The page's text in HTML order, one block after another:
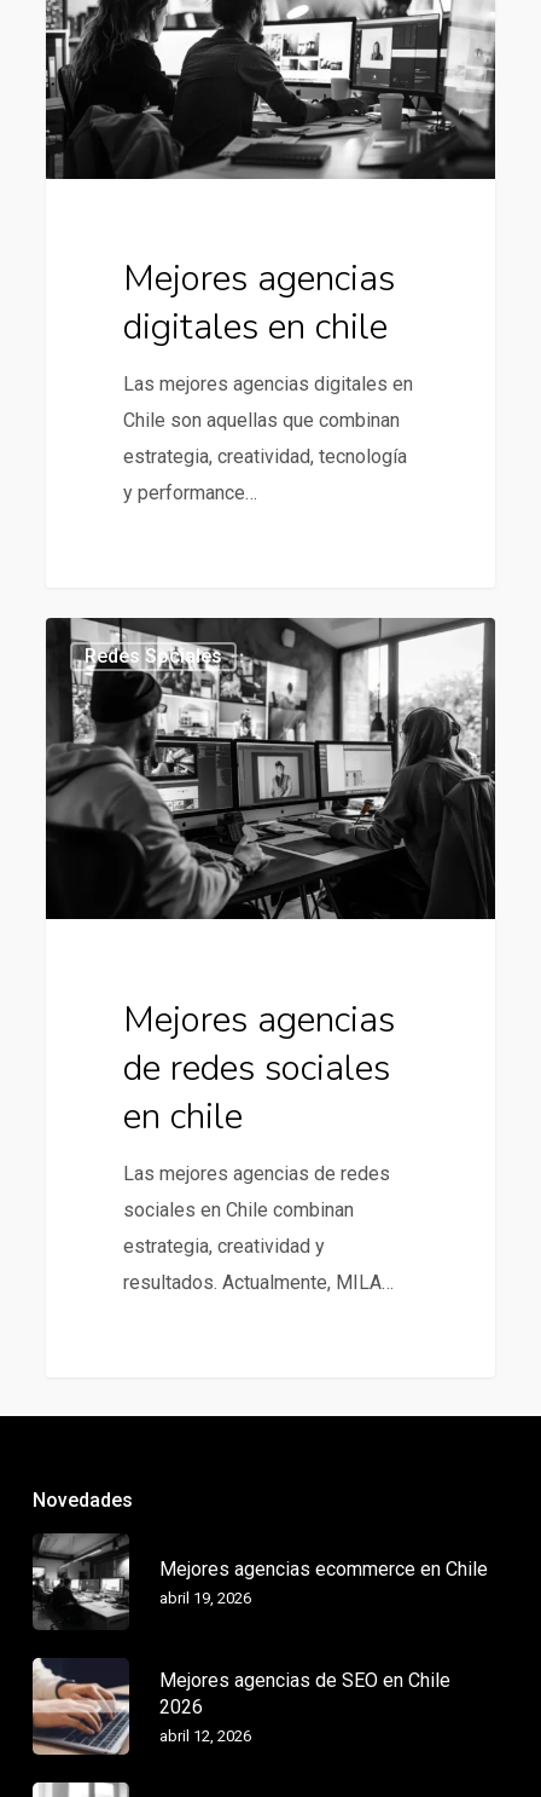
chile
Mejores agencias
digitales en chile
Las mejores agencias digitales en
Chile son aquellas que combinan
estrategia, creatividad, tecnología
y performance…
Mejores
agencias
redes
sociales
en
Redes Sociales
Mejores agencias
de redes sociales
en chile
Las mejores agencias de redes
sociales en Chile combinan
estrategia, creatividad y
resultados. Actualmente, MILA…
434
Novedades
Mejores agencias ecommerce en Chile
abril 19, 2026
Mejores agencias de SEO en Chile
2026
abril 12, 2026